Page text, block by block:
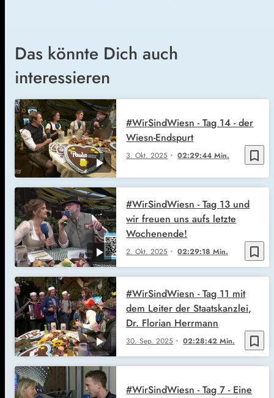
Das könnte Dich auch
interessieren
bookmark_border
3. Okt. 2025 02:29:44 Min.
#WirSindWiesn - Tag 14 - der
Wiesn-Endspurt
bookmark_border
2. Okt. 2025 02:29:18 Min.
#WirSindWiesn - Tag 13 und
wir freuen uns aufs letzte
Wochenende!
bookmark_border
30. Sep. 2025 02:28:42 Min.
#WirSindWiesn - Tag 11 mit
dem Leiter der Staatskanzlei,
Dr. Florian Herrmann
#WirSindWiesn - Tag 7 - Eine